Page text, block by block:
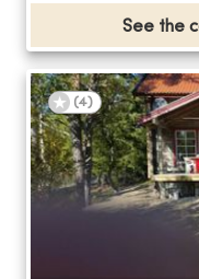
See the
(4)